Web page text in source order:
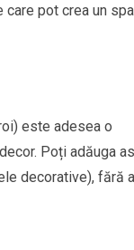
care pot crea un
este adesea o
Poți adăuga
decorative), fără a